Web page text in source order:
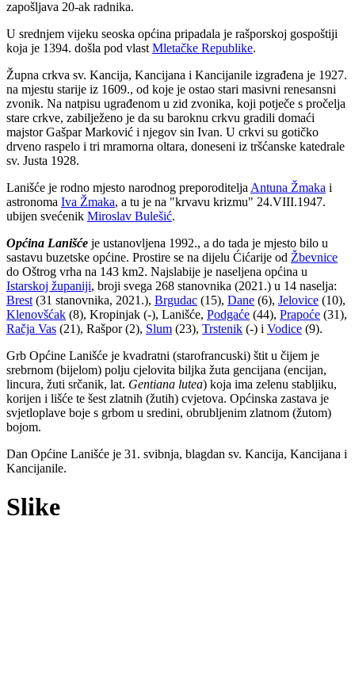
zapošljava 20-ak radnika.
U srednjem vijeku seoska općina pripadala je rašporskoj gospoštiji
koja je 1394. došla pod vlast Mletačke Republike.
Župna crkva sv. Kancija, Kancijana i Kancijanile izgrađena je 1927.
na mjestu starije iz 1609., od koje je ostao stari masivni renesansni
zvonik. Na natpisu ugrađenom u zid zvonika, koji potječe s pročelja
stare crkve, zabilježeno je da su baroknu crkvu gradili domaći
majstor Gašpar Marković i njegov sin Ivan. U crkvi su gotičko
drveno raspelo i tri mramorna oltara, doneseni iz tršćanske katedrale
sv. Justa 1928.
Lanišće je rodno mjesto narodnog preporoditelja Antuna Žmaka i
astronoma Iva Žmaka, a tu je na "krvavu krizmu" 24.VIII.1947.
ubijen svećenik Miroslav Bulešić.
Općina Lanišće je ustanovljena 1992., a do tada je mjesto bilo u
sastavu buzetske općine. Prostire se na dijelu Ćićarije od Žbevnice
do Oštrog vrha na 143 km2. Najslabije je naseljena općina u
Istarskoj županiji, broji svega 268 stanovnika (2021.) u 14 naselja:
Brest (31 stanovnika, 2021.), Brgudac (15), Dane (6), Jelovice (10),
Klenovšćak (8), Kropinjak (-), Lanišće, Podgaće (44), Prapoće (31),
Račja Vas (21), Rašpor (2), Slum (23), Trstenik (-) i Vodice (9).
Grb Općine Lanišće je kvadratni (starofrancuski) štit u čijem je
srebrnom (bijelom) polju cjelovita biljka žuta gencijana (encijan,
lincura, žuti srčanik, lat. Gentiana lutea) koja ima zelenu stabljiku,
korijen i lišće te šest zlatnih (žutih) cvjetova. Općinska zastava je
svjetloplave boje s grbom u sredini, obrubljenim zlatnom (žutom)
bojom.
Dan Općine Lanišće je 31. svibnja, blagdan sv. Kancija, Kancijana i
Kancijanile.
Slike